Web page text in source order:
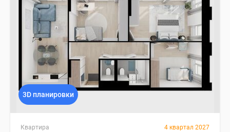
3D планировки
Квартира 4 квартал 2027